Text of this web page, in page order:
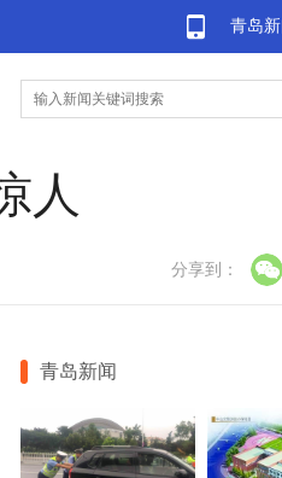
青岛
人
分享到：
青岛新闻